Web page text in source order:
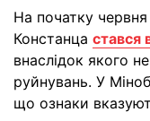
На початку
Констанца стався
внаслідок якого
руйнувань. У
що ознаки